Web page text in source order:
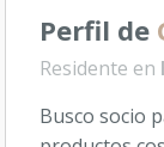
Perfil de
Residente en
Busco socio